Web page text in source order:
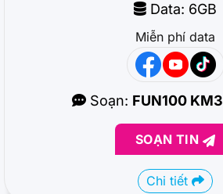
Data: 6GB
Miễn phí data
Soạn: FUN100 KM3
SOẠN TIN
Chi tiết